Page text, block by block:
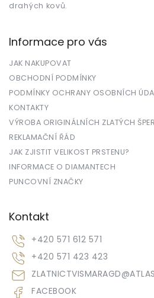
drahých kovů.
Informace pro vás
JAK NAKUPOVAT
OBCHODNÍ PODMÍNKY
PODMÍNKY OCHRANY OSOBNÍCH
KONTAKTY
VÝROBA ORIGINÁLNÍCH ZLATÝCH
REKLAMAČNÍ ŘÁD
JAK ZJISTIT VELIKOST PRSTENU?
INFORMACE O DIAMANTECH
PUNCOVNÍ ZNAČKY
Kontakt
ZLATNICTVISMARAGD@
+420 571 612 571
+420 571 423 423
FACEBOOK